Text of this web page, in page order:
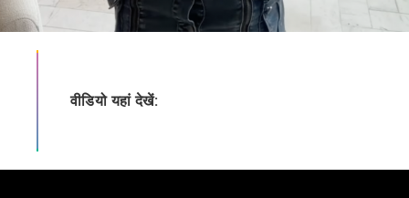
वीडियो यहां देखें: